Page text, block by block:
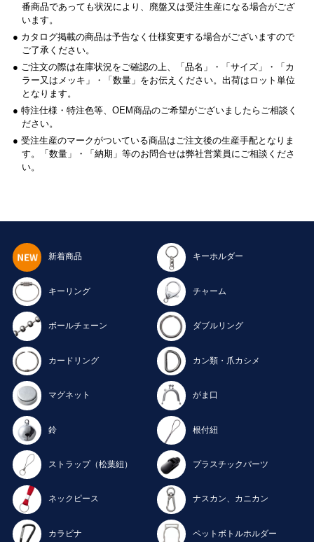
番商品であっても状況により、廃盤又は受注生産になる場合がござ
います。
● カタログ掲載の商品は予告なく仕様変更する場合がございますので
ご了承ください。
● ご注文の際は在庫状況をご確認の上、「品名」・「サイズ」・「カ
ラー又はメッキ」・「数量」をお伝えください。出荷はロット単位
となります。
● 特注仕様・特注色等、OEM商品のご希望がございましたらご相談く
ださい。
● 受注生産のマークがついている商品はご注文後の生産手配となりま
す。「数量」・「納期」等のお問合せは弊社営業員にご相談くださ
い。
新着商品 キーホルダー
キーリング チャーム
ボールチェーン ダブルリング
カードリング カン類・爪カシメ
マグネット がま口
鈴 根付紐
ストラップ（松葉紐） プラスチックパーツ
ネックピース ナスカン、カニカン
カラビナ ペットボトルホルダー